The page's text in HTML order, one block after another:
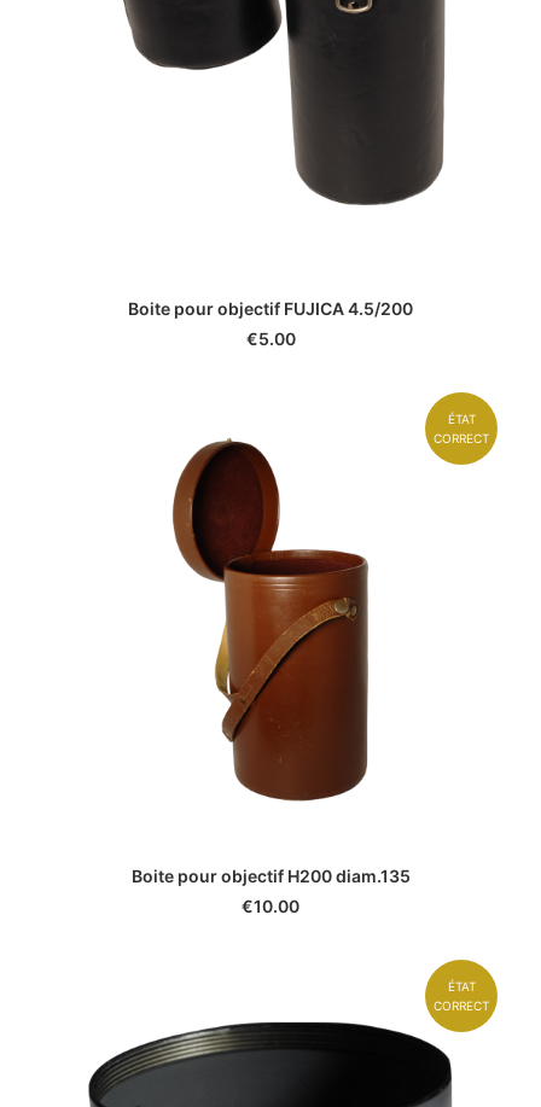
Boite pour objectif FUJICA 4.5/200
€5.00
ÉTAT
CORRECT
Boite pour objectif H200 diam.135
€10.00
ÉTAT
CORRECT